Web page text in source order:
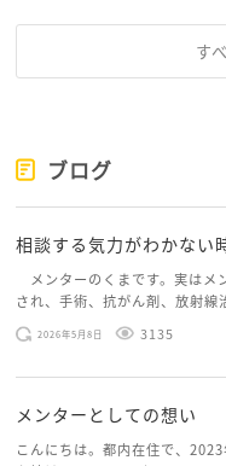
す
ブログ
相談する気力がわかない
メンターのくまです。実はメ
され、手術、抗がん剤、放射線
スを体験していて、しばらくメ
いませんでした。体力だけでな
2026年5月8日 3135
メンターとしての想い
こんにちは。都内在住で、